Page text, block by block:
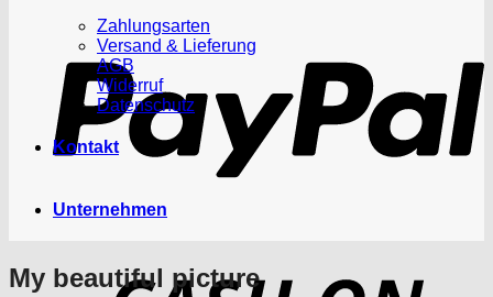
Zahlungsarten
Versand & Lieferung
AGB
Widerruf
Datenschutz
Kontakt
Unternehmen
My beautiful picture